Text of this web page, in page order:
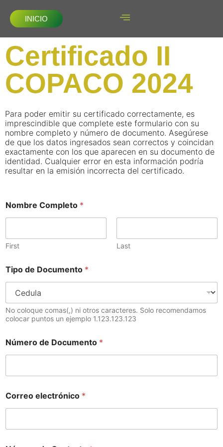
INICIO
Certificado II
COPACO 2024
Para poder emitir su certificado correctamente, es
imprescindible que complete este formulario con su
nombre completo y número de documento. Asegúrese
de que los datos ingresados sean correctos y coincidan
exactamente con los que aparecen en su documento de
identidad. Cualquier error en esta información podría
resultar en la emisión incorrecta del certificado.
Nombre Completo *
First Last
Tipo de Documento *
No coloque comas(,) ni otros caracteres. Solo recomendamos
colocar puntos un ejemplo 1.123.123.123
Número de Documento *
Correo electrónico *